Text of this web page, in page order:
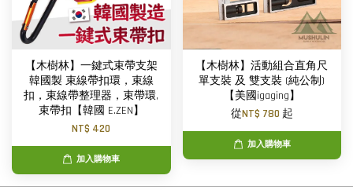
【木樹林】一鍵式束帶支架
韓國製 束線帶扣環，束線
扣，束線帶整理器，束帶環,
束帶扣【韓國 E.ZEN】
NT$ 420
加入購物車
【木樹林】活動組合直角尺
單支裝 及 雙支裝 (純公制)
【美國igaging】
從NT$ 780 起
加入購物車